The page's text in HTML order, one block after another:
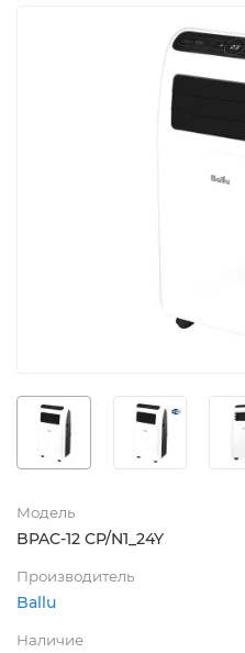
Модель
BPAC-12 CP/N1_24Y
Производитель
Ballu
Наличие